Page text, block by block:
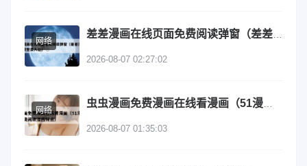
网络
2026-08-07 02:27:02
网络
2026-08-07 01:35:03